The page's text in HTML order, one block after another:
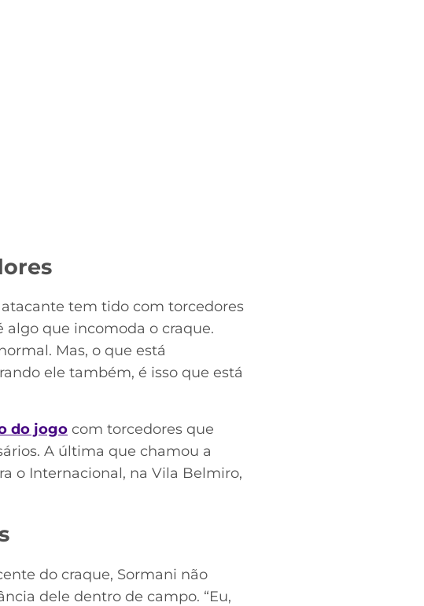
tem tido com torcedores
algo que incomoda o craque.
Mas, o que está
ele também, é isso que está
do jogo com torcedores que
A última que chamou a
o Internacional, na Vila Belmiro,
do craque, Sormani não
dele dentro de campo. “Eu,